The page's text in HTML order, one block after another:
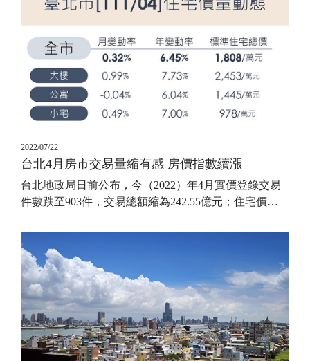
2022/07/22
台北4月房市交易量縮有感 房價指數續漲
台北地政局日前公布，今（2022）年4月實價登錄交易
件數跌至903件，交易總額縮為242.55億元；住宅價…